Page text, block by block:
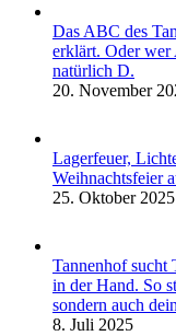
Das ABC des
erklärt. Oder wer
natürlich D.
20. November
Lagerfeuer,
Weihnachtsfeier
25. Oktober 2025
Tannenhof sucht
in der Hand. So
sondern auch
8. Juli 2025